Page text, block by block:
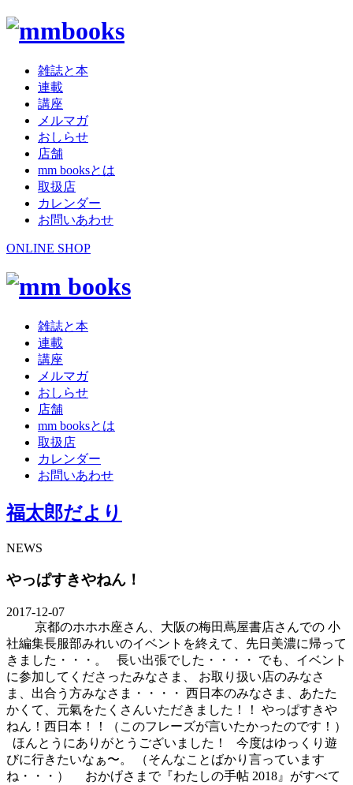
雑誌と本
連載
講座
メルマガ
おしらせ
店舗
mm booksとは
取扱店
カレンダー
お問いあわせ
ONLINE SHOP
雑誌と本
連載
講座
メルマガ
おしらせ
店舗
mm booksとは
取扱店
カレンダー
お問いあわせ
福太郎だより
NEWS
やっぱすきやねん！
2017-12-07
京都のホホホ座さん、大阪の梅田蔦屋書店さんでの 小
社編集長服部みれいのイベントを終えて、先日美濃に帰って
きました・・・。 長い出張でした・・・・ でも、イベント
に参加してくださったみなさま、 お取り扱い店のみなさ
ま、出合う方みなさま・・・・ 西日本のみなさま、あたた
かくて、元氣をたくさんいただきました！！ やっぱすきや
ねん！西日本！！（このフレーズが言いたかったのです！）
ほんとうにありがとうございました！ 今度はゆっくり遊
びに行きたいなぁ〜。 （そんなことばかり言っています
ね・・・） おかげさまで『わたしの手帖 2018』がすべて